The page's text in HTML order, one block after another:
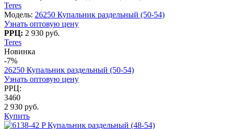
Teres
Модель: 26250 Купальник раздельный (50-54)
Узнать оптовую цену
РРЦ: 2 930 руб.
Teres
Новинка
-7%
26250 Купальник раздельный (50-54)
Узнать оптовую цену
РРЦ:
3460
2 930 руб.
Купить